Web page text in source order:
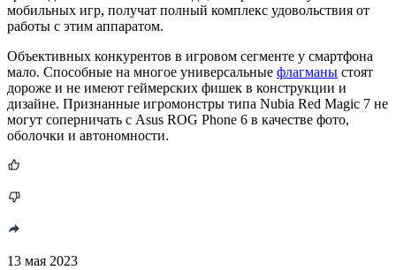
мобильных игр, получат полный комплекс удовольствия от
работы с этим аппаратом.
Объективных конкурентов в игровом сегменте у смартфона
мало. Способные на многое универсальные флагманы стоят
дороже и не имеют геймерских фишек в конструкции и
дизайне. Признанные игромонстры типа Nubia Red Magic 7 не
могут соперничать с Asus ROG Phone 6 в качестве фото,
оболочки и автономности.
13 мая 2023